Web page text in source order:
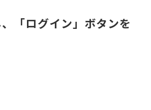
「ログイン」ボタンを